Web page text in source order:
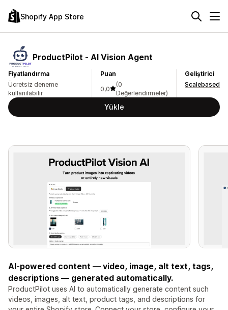
Shopify App Store
ProductPilot ‑ AI Vision Agent
Fiyatlandırma
Ücretsiz deneme
kullanılabilir
Puan
0,0
(0
Değerlendirmeler)
Geliştirici
Scalebased
Yükle
AI-powered content — video, image, alt text, tags,
descriptions — generated automatically.
ProductPilot uses AI to automatically generate content such
videos, images, alt text, product tags, and descriptions for